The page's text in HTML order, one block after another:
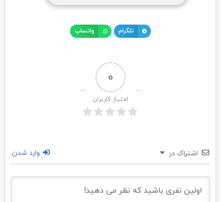
تلگرام واتساپ
0
امتیاز کاربران
اشتراک در وارد شدن